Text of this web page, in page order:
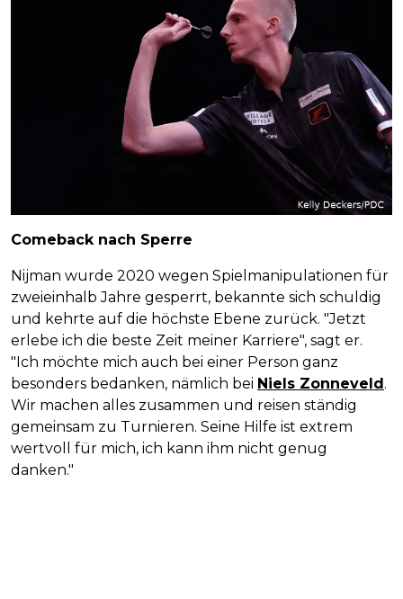
Comeback nach Sperre
Nijman wurde 2020 wegen Spielmanipulationen für
zweieinhalb Jahre gesperrt, bekannte sich schuldig
und kehrte auf die höchste Ebene zurück. "Jetzt
erlebe ich die beste Zeit meiner Karriere", sagt er.
"Ich möchte mich auch bei einer Person ganz
besonders bedanken, nämlich bei Niels Zonneveld.
Wir machen alles zusammen und reisen ständig
gemeinsam zu Turnieren. Seine Hilfe ist extrem
wertvoll für mich, ich kann ihm nicht genug
danken."